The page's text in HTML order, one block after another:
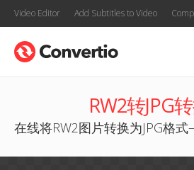
Video Editor Add Subtitles to Video
RW2转JPG
在线将RW2图片转换为JPG格